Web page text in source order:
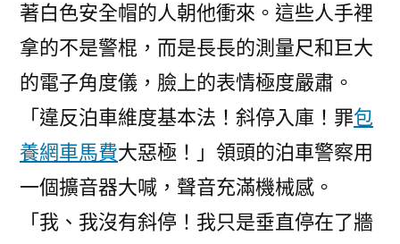
著白色安全帽的人朝他衝來。這些人手裡
拿的不是警棍，而是長長的測量尺和巨大
的電子角度儀，臉上的表情極度嚴肅。
「違反泊車維度基本法！斜停入庫！罪包
養網車馬費大惡極！」領頭的泊車警察用
一個擴音器大喊，聲音充滿機械感。
「我、我沒有斜停！我只是垂直停在了牆